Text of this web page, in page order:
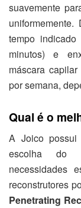
suavemente
tempo
minutos) e
máscara
por semana,
Qual é o
A Joico possui
escolha do
necessidades
reconstrutores
Penetrating